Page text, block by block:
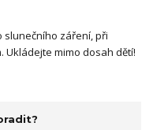
slunečního záření, při
Ukládejte mimo dosah dětí!